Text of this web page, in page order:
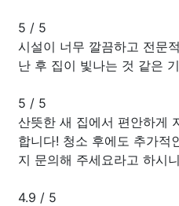
5 / 5
시설이 너무 깔끔하고 전문
난 후 집이 빛나는 것 같은
5 / 5
산뜻한 새 집에서 편안하게
합니다! 청소 후에도 추가적
지 문의해 주세요라고 하시
4.9 / 5